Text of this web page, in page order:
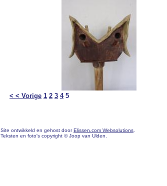
< < Vorige 1 2 3 4 5
Site ontwikkeld en gehost doorElissen.com Websolutions
Teksten en foto's copyright © Joop van Ulden.